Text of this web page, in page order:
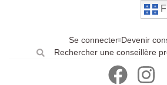
Se connecter Devenir
Rechercher une conseillère